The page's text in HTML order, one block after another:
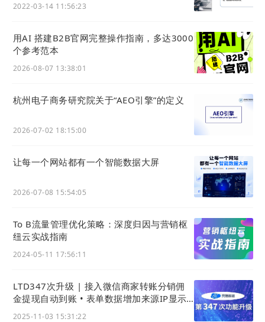
在需要将内容二维码下载并打印在线下场景中的情
况，尺寸更大的图片能得到更好的展示效果。
如何获取内容的二维码？
找到下图右侧红框内的链接(🔗)图标，悬浮即可展示
该篇内容对应的二维码。使用右键保存即可。
2022-03-14 11:56:23
用AI 搭建B2B官网完整操作指南，多达3000
个参考范本
2026-08-07 13:38:01
杭州电子商务研究院关于“AEO引擎”的定义
2026-07-02 18:15:00
让每一个网站都有一个智能数据大屏
2026-07-08 15:54:05
To B流量管理优化策略：深度归因与营销枢
纽云实战指南
2024-05-11 17:56:11
LTD347次升级 | 接入微信商家转账分销佣
金提现自动到账 • 表单数据增加来源IP显示 •
2025-11-03 15:31:22